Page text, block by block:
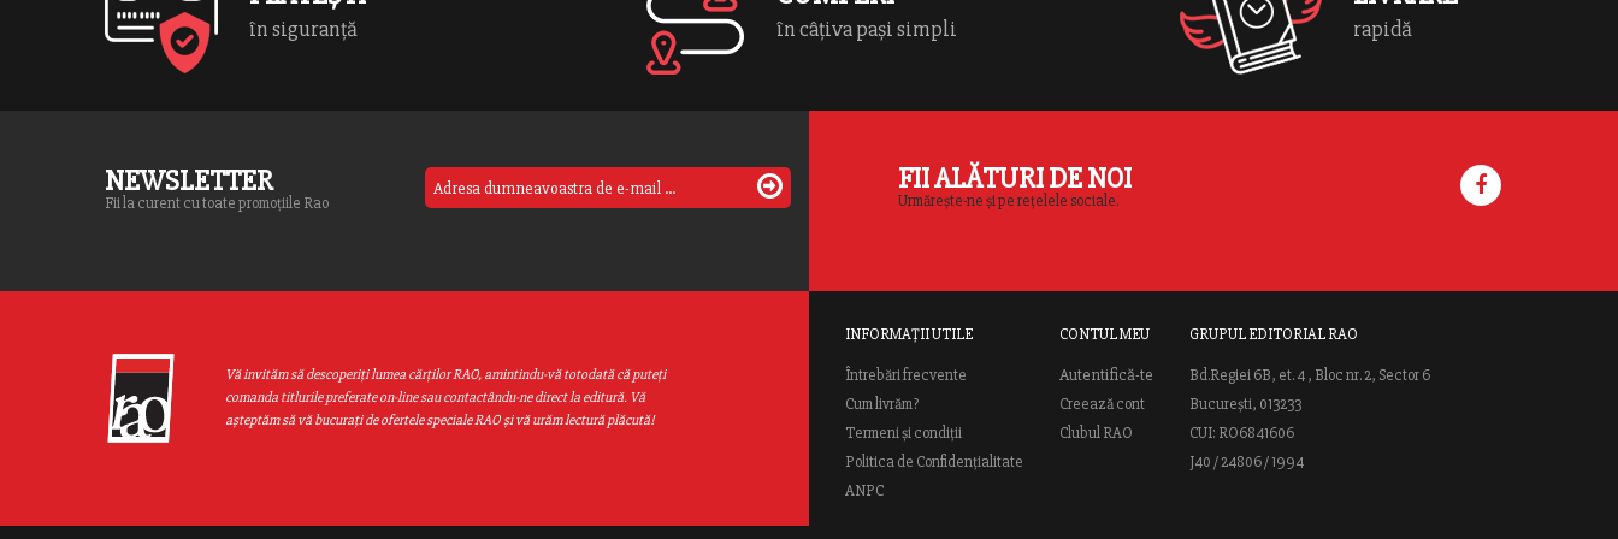
în siguranță în câțiva pași simpli rapidă
NEWSLETTER
Fii la curent cu toate promoțiile Rao
FII ALĂTURI DE NOI
Urmărește-ne și pe rețelele sociale.
Vă invităm să descoperiţi lumea cărţilor RAO, amintindu-vă totodată că puteţi
comanda titlurile preferate on-line sau contactându-ne direct la editură. Vă
aşteptăm să vă bucuraţi de ofertele speciale RAO şi vă urăm lectură plăcută!
INFORMAȚII UTILE
Întrebări frecvente
Cum livrăm?
Termeni și condiții
Politica de Confidențialitate
ANPC
CONTUL MEU
Autentifică-te
Creează cont
Clubul RAO
GRUPUL EDITORIAL RAO
Bd.Regiei 6B, et. 4 , Bloc nr. 2, Sector 6
București, 013233
CUI: RO6841606
J40 / 24806 / 1994